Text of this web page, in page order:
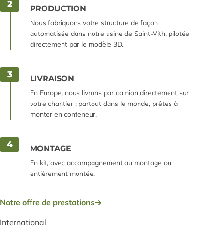
2 PRODUCTION
Nous fabriquons votre structure de façon
automatisée dans notre usine de Saint-Vith, pilotée
directement par le modèle 3D.
3 LIVRAISON
En Europe, nous livrons par camion directement sur
votre chantier ; partout dans le monde, prêtes à
monter en conteneur.
4 MONTAGE
En kit, avec accompagnement au montage ou
entièrement montée.
Notre offre de prestations
International